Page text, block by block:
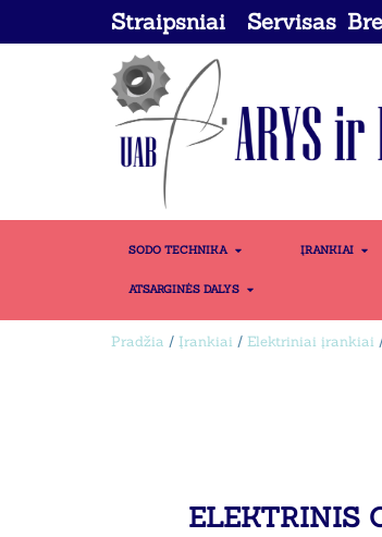
Straipsniai Servisas
SODO TECHNIKA ĮRANKIAI
ATSARGINĖS DALYS
Pradžia / Įrankiai / Elektriniai įrankiai
ELEKTRINIS